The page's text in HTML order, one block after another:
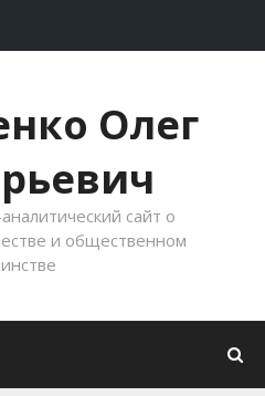
Олег
сайт о
и общественном